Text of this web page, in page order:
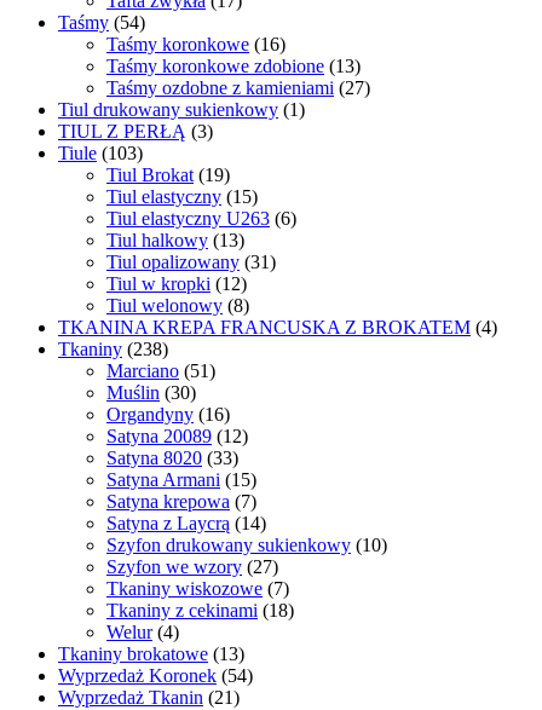
Taśmy (54)
Taśmy koronkowe (16)
Taśmy koronkowe zdobione (13)
Taśmy ozdobne z kamieniami (27)
Tiul drukowany sukienkowy (1)
TIUL Z PERŁĄ (3)
Tiule (103)
Tiul Brokat (19)
Tiul elastyczny (15)
Tiul elastyczny U263 (6)
Tiul halkowy (13)
Tiul opalizowany (31)
Tiul w kropki (12)
Tiul welonowy (8)
TKANINA KREPA FRANCUSKA Z BROKATEM (4)
Tkaniny (238)
Marciano (51)
Muślin (30)
Organdyny (16)
Satyna 20089 (12)
Satyna 8020 (33)
Satyna Armani (15)
Satyna krepowa (7)
Satyna z Laycrą (14)
Szyfon drukowany sukienkowy (10)
Szyfon we wzory (27)
Tkaniny wiskozowe (7)
Tkaniny z cekinami (18)
Welur (4)
Tkaniny brokatowe (13)
Wyprzedaż Koronek (54)
Wyprzedaż Tkanin (21)